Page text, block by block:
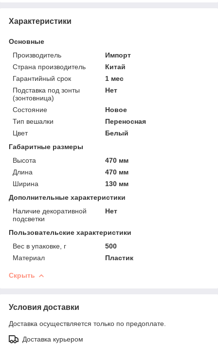
Характеристики
Основные
Производитель
Импорт
Страна производитель
Китай
Гарантийный срок
1 мес
Подставка под зонты
(зонтовница)
Нет
Состояние
Новое
Тип вешалки
Переносная
Цвет
Белый
Габаритные размеры
Высота
470 мм
Длина
470 мм
Ширина
130 мм
Дополнительные характеристики
Наличие декоративной
подсветки
Нет
Пользовательские характеристики
Вес в упаковке, г
500
Материал
Пластик
Скрыть
Условия доставки
Доставка осуществляется только по предоплате.
Доставка курьером